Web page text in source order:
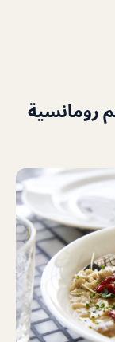
رومانسية